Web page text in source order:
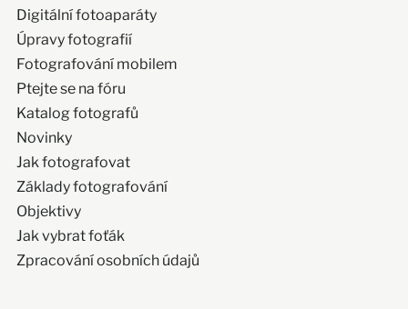
Digitální fotoaparáty
Úpravy fotografií
Fotografování mobilem
Ptejte se na fóru
Katalog fotografů
Novinky
Jak fotografovat
Základy fotografování
Objektivy
Jak vybrat foťák
Zpracování osobních údajů